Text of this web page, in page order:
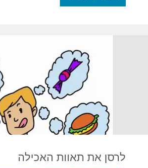
אכילה
מופרזת
קשורה
לשימוש
לרסן את תאוות האכילה